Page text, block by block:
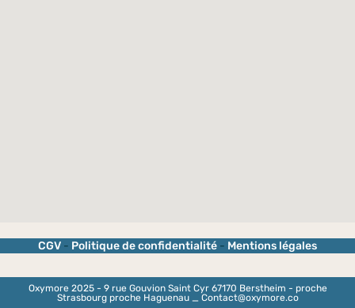
CGV - Politique de confidentialité - Mentions légales
Oxymore 2025 - 9 rue Gouvion Saint Cyr 67170 Berstheim - proche
Strasbourg proche Haguenau _ Contact@oxymore.co